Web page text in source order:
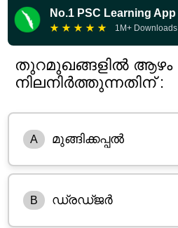
No.1 PSC Learning App
★ ★ ★ ★ ★ 1M+ Downloads
തുറമുഖങ്ങളിൽ ആഴം
നിലനിർത്തുന്നതിന് :
A മുങ്ങിക്കപ്പൽ
B ഡ്രഡ്ജർ